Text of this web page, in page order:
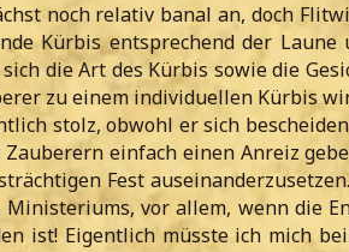
noch relativ banal an, doch
Kürbis entsprechend der
die Art des Kürbis sowie die
zu einem individuellen Kürbis
stolz, obwohl er sich
einfach einen Anreiz
Fest
Ministeriums, vor allem, wenn die
ist! Eigentlich müsste ich mich